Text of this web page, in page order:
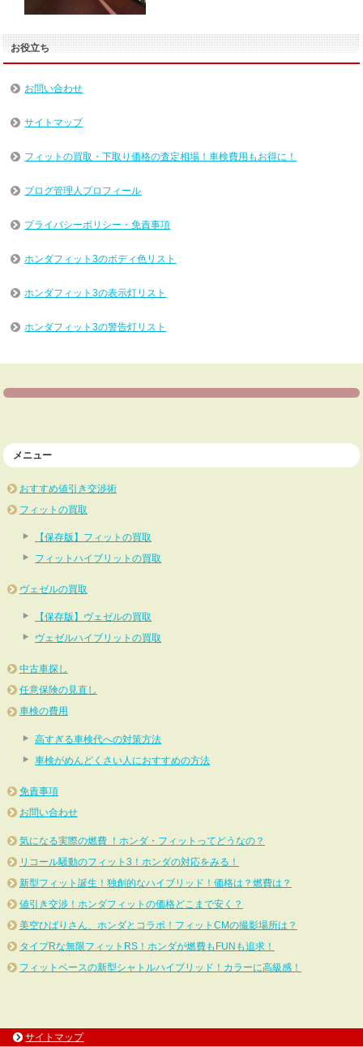
お役立ち
お問い合わせ
サイトマップ
フィットの買取・下取り価格の査定相場！車検費用もお得に！
ブログ管理人プロフィール
プライバシーポリシー・免責事項
ホンダフィット3のボディ色リスト
ホンダフィット3の表示灯リスト
ホンダフィット3の警告灯リスト
メニュー
おすすめ値引き交渉術
フィットの買取
【保存版】フィットの買取
フィットハイブリットの買取
ヴェゼルの買取
【保存版】ヴェゼルの買取
ヴェゼルハイブリットの買取
中古車探し
任意保険の見直し
車検の費用
高すぎる車検代への対策方法
車検がめんどくさい人におすすめの方法
免責事項
お問い合わせ
気になる実際の燃費 ！ホンダ・フィットってどうなの？
リコール騒動のフィット3！ホンダの対応をみる！
新型フィット誕生！独創的なハイブリッド！価格は？燃費は？
値引き交渉！ホンダフィットの価格どこまで安く？
美空ひばりさん、ホンダとコラボ！フィットCMの撮影場所は？
タイプRな無限フィットRS！ホンダが燃費もFUNも追求！
フィットベースの新型シャトルハイブリッド！カラーに高級感！
サイトマップ